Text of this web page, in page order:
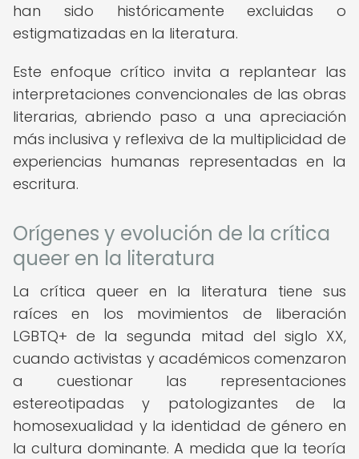
han sido históricamente excluidas o
estigmatizadas en la literatura.
Este enfoque crítico invita a replantear las
interpretaciones convencionales de las obras
literarias, abriendo paso a una apreciación
más inclusiva y reflexiva de la multiplicidad de
experiencias humanas representadas en la
escritura.
Orígenes y evolución de la crítica
queer en la literatura
La crítica queer en la literatura tiene sus
raíces en los movimientos de liberación
LGBTQ+ de la segunda mitad del siglo XX,
cuando activistas y académicos comenzaron
a cuestionar las representaciones
estereotipadas y patologizantes de la
homosexualidad y la identidad de género en
la cultura dominante. A medida que la teoría